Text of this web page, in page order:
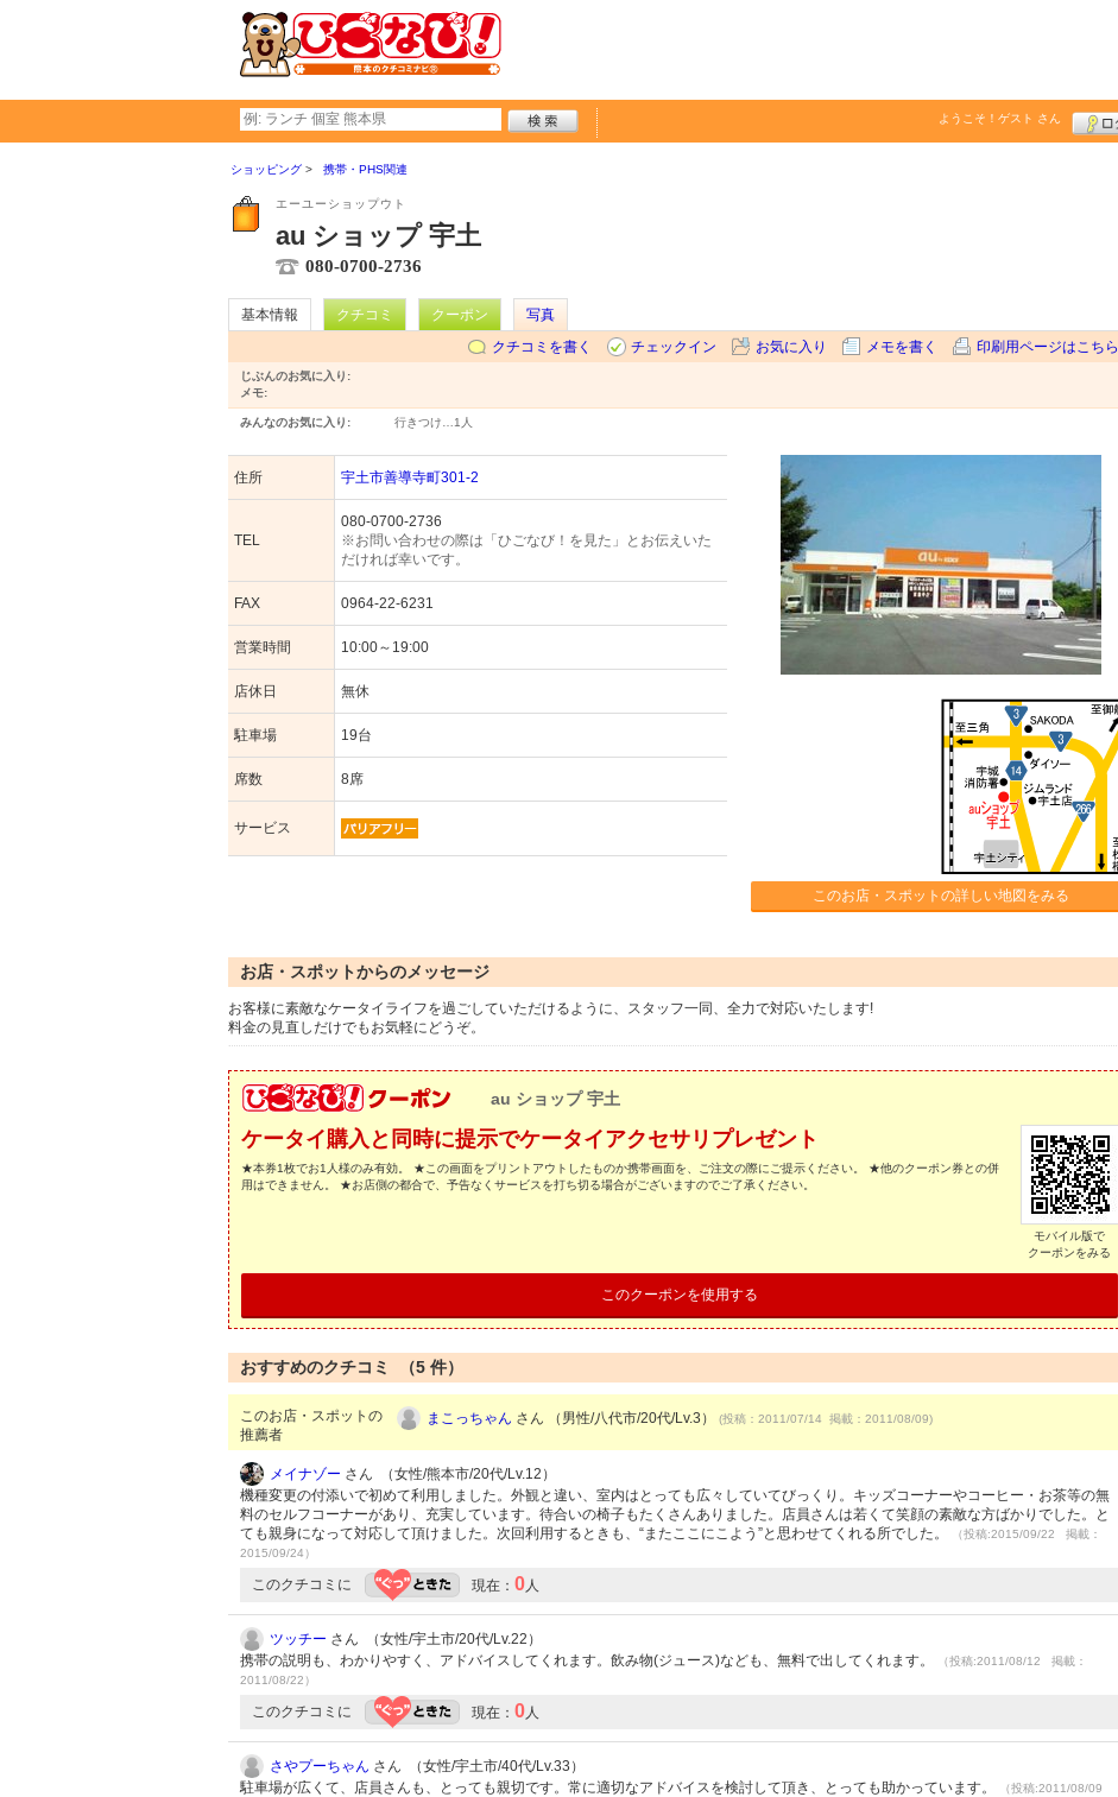
ようこそ！ ゲスト さん
ショッピング 携帯・PHS関連
エーユーショップウト
au ショップ 宇土
080-0700-2736
基本情報 クチコミ クーポン
写真
クチコミを書く
チェックイン お気に入り メモを書く 印刷用ページはこちら
じぶんのお気に入り:
メモ:
みんなのお気に入り: 行きつけ… 1人
住所 宇土市善導寺町301-2
TEL
080-0700-2736
※お問い合わせの際は「ひごなび！を見た」とお伝えいた
だければ幸いです。
FAX 0964-22-6231
営業時間 10:00～19:00
店休日 無休
駐車場 19台
席数 8席
サービス
このお店・スポットの詳しい地図をみる
お店・スポットからのメッセージ
お客様に素敵なケータイライフを過ごしていただけるように、スタッフ一同、全力で対応いたします!
料金の見直しだけでもお気軽にどうぞ。
au ショップ 宇土
ケータイ購入と同時に提示でケータイアクセサリプレゼント
★本券1枚でお1人様のみ有効。 ★この画面をプリントアウトしたものか携帯画面を、ご注文の際にご提示ください。 ★他のクーポン券との併
用はできません。 ★お店側の都合で、予告なくサービスを打ち切る場合がございますのでご了承ください。
モバイル版で
クーポンをみる
このクーポンを使用する
おすすめのクチコミ （5 件）
このお店・スポットの
推薦者
まこっちゃん さん （男性/八代市/20代/Lv.3） (投稿：2011/07/14 掲載：2011/08/09)
メイナゾー さん （女性/熊本市/20代/Lv.12）
機種変更の付添いで初めて利用しました。外観と違い、室内はとっても広々していてびっくり。キッズコーナーやコーヒー・お茶等の無
料のセルフコーナーがあり、充実しています。待合いの椅子もたくさんありました。店員さんは若くて笑顔の素敵な方ばかりでした。と
ても親身になって対応して頂けました。次回利用するときも、“またここにこよう”と思わせてくれる所でした。
（投稿:2015/09/22 掲載：
2015/09/24）
このクチコミに 現在： 0人
ツッチー さん （女性/宇土市/20代/Lv.22）
携帯の説明も、わかりやすく、アドバイスしてくれます。飲み物(ジュース)なども、無料で出してくれます。
（投稿:2011/08/12 掲載：
2011/08/22）
このクチコミに 現在： 0人
さやプーちゃん さん （女性/宇土市/40代/Lv.33）
駐車場が広くて、店員さんも、とっても親切です。常に適切なアドバイスを検討して頂き、とっても助かっています。
（投稿:2011/08/09